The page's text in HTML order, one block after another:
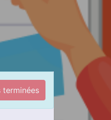
terminées